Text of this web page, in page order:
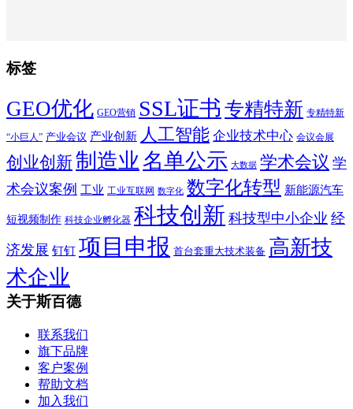
标签
GEO优化 GEO营销 SSL证书 专精特新 专精特新
“小巨人” 产业会议 产业创新 人工智能 企业技术中心 会议会展
创业创新制造业名单公示 大数据 学术会议 学
术会议案例 工业 工业互联网 数字化 数字化转型 新能源汽车
短视频制作 科技企业孵化器 科技创新 科技型中小企业 经
济发展 钉钉 项目申报 首台套重大技术装备 高新技
术企业
关于斯百德
联系我们
旗下品牌
客户案例
帮助文档
加入我们